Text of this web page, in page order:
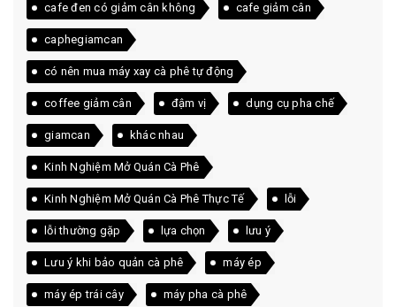
cafe đen có giảm cân không cafe giảm cân
caphegiamcan
có nên mua máy xay cà phê tự động
coffee giảm cân đậm vị dụng cụ pha chế
giamcan khác nhau
Kinh Nghiệm Mở Quán Cà Phê
Kinh Nghiệm Mở Quán Cà Phê Thực Tế lỗi
lỗi thường gặp lựa chọn lưu ý
Lưu ý khi bảo quản cà phê máy ép
máy ép trái cây máy pha cà phê